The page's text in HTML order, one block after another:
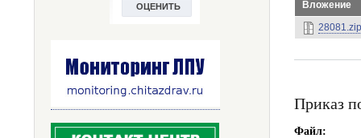
Вложение
28081.zip
Приказ
Файл